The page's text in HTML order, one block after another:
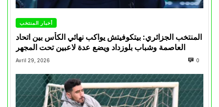
أخبار المنتخب
المنتخب الجزائري: بيتكوفيتش يواكب نهائي الكأس بين اتحاد
العاصمة وشباب بلوزداد ويضع عدة لاعبين تحت المجهر
Avril 29, 2026 0